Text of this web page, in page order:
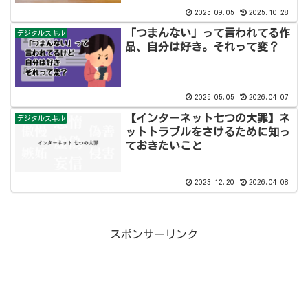
2025.09.05 2025.10.28
デジタルスキル
「つまんない」って言われてる作
品、自分は好き。それって変？
2025.05.05 2026.04.07
デジタルスキル
【インターネット七つの大罪】ネ
ットトラブルをさけるために知っ
ておきたいこと
2023.12.20 2026.04.08
スポンサーリンク